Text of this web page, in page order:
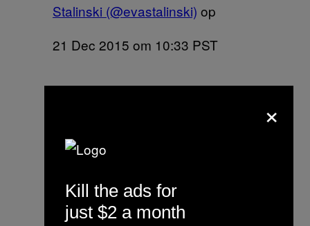
Stalinski (@evastalinski) op
21 Dec 2015 om 10:33 PST
×
Kill the ads for
just $2 a month